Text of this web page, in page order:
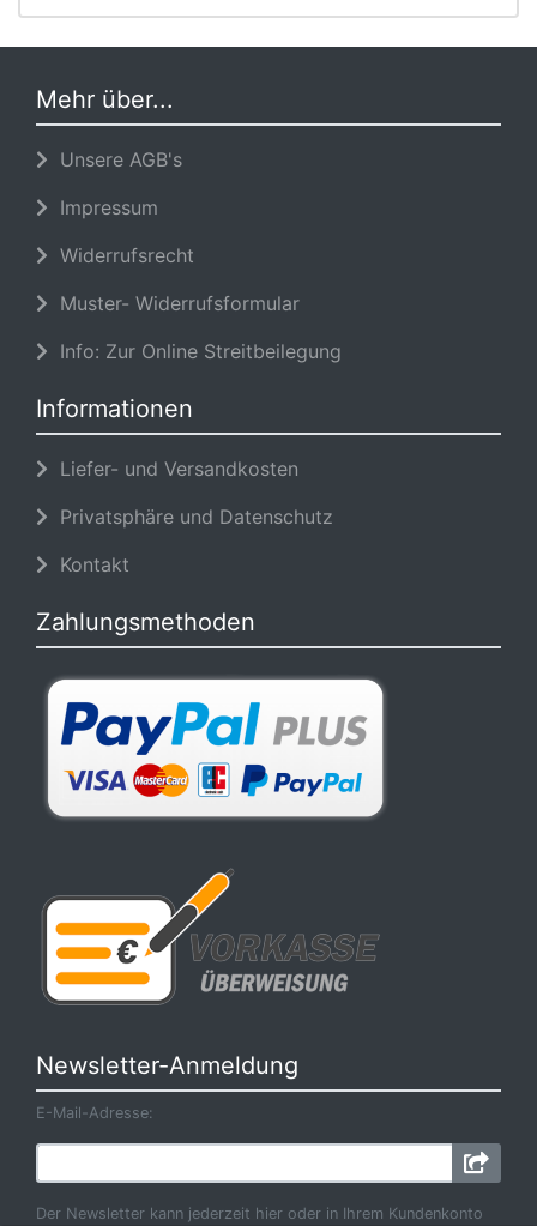
Mehr über...
Unsere AGB's
Impressum
Widerrufsrecht
Muster- Widerrufsformular
Info: Zur Online Streitbeilegung
Informationen
Liefer- und Versandkosten
Privatsphäre und Datenschutz
Kontakt
Zahlungsmethoden
Newsletter-Anmeldung
E-Mail-Adresse:
Der Newsletter kann jederzeit hier oder in Ihrem Kundenkonto